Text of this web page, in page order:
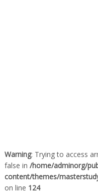
Warning: Trying to access
false in /home/adminorg/
content/themes/
on line 124